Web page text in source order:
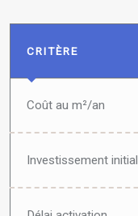
CRITÈRE
Coût au m²/an
Investissement initial